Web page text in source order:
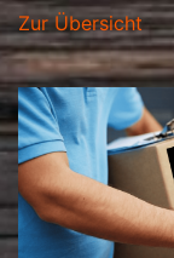
Zur Übersicht